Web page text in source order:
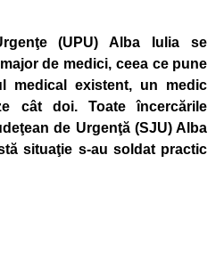
(UPU) Alba Iulia se
de medici, ceea ce pune
medical existent, un medic
cât doi. Toate încercările
de Urgenţă (SJU) Alba
situaţie s-au soldat practic